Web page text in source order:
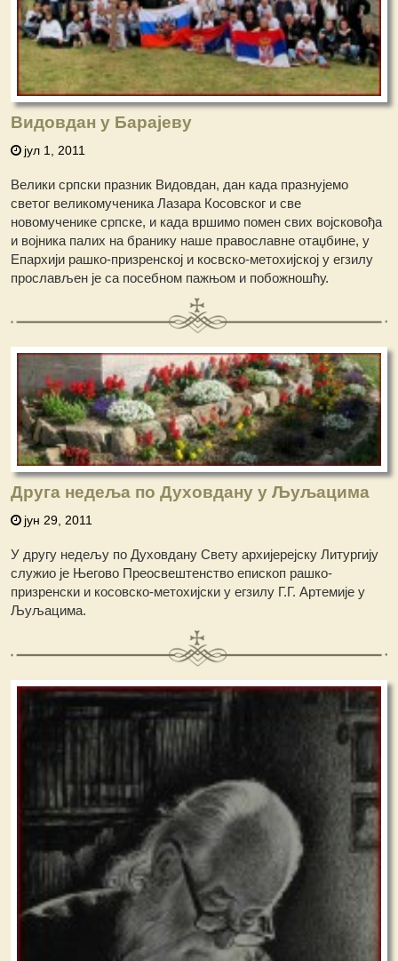
Видовдан у Барајеву
јул 1, 2011
Велики српски празник Видовдан, дан када празнујемо
светог великомученика Лазара Косовског и све
новомученике српске, и када вршимо помен свих војсковођа
и војника палих на бранику наше православне отаџбине, у
Епархији рашко-призренској и косвско-метохијској у егзилу
прослављен је са посебном пажњом и побожношћу.
Друга недеља по Духовдану у Љуљацима
јун 29, 2011
У другу недељу по Духовдану Свету архијерејску Литургију
служио је Његово Преосвештенство епископ рашко-
призренски и косовско-метохијски у егзилу Г.Г. Артемије у
Љуљацима.